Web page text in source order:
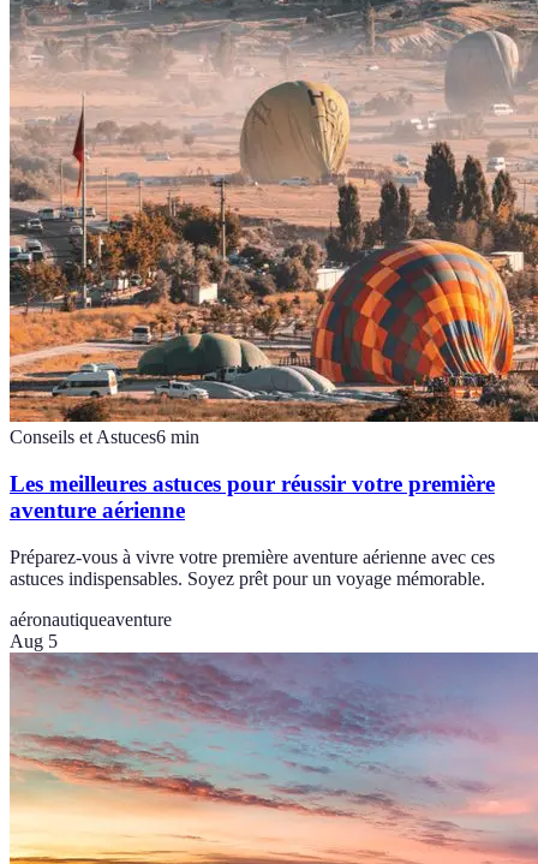
Conseils et Astuces6 min
Les meilleures astuces pour réussir votre première
aventure aérienne
Préparez-vous à vivre votre première aventure aérienne avec ces
astuces indispensables. Soyez prêt pour un voyage mémorable.
aéronautiqueaventure
Aug 5